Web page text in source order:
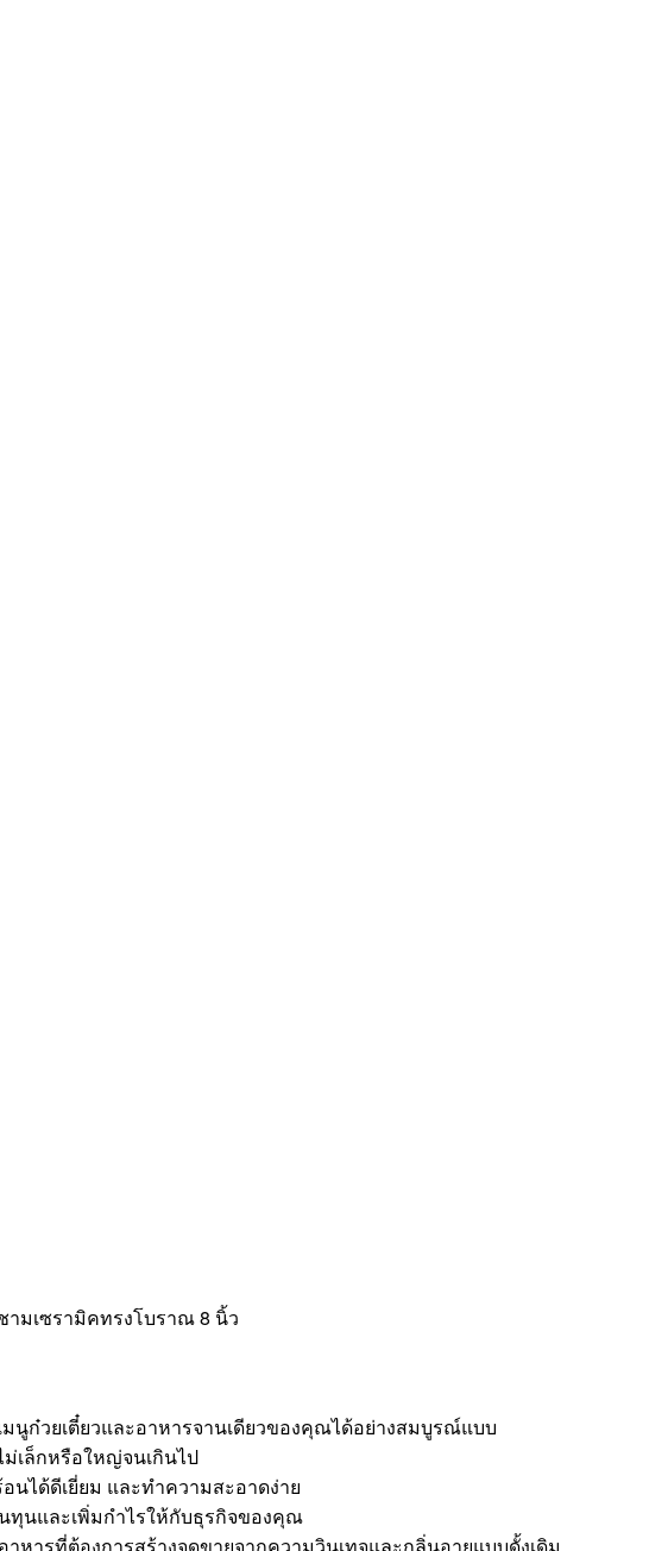
ามเซรามิคทรงโบราณ 8 นิ้ว
นูก๋วยเตี๋ยวและอาหารจานเดียวของคุณได้อย่างสมบูรณ์แบบ
เล็กหรือใหญ่จนเกินไป
ได้ดีเยี่ยม และทำความสะอาดง่าย
ทุนและเพิ่มกำไรให้กับธุรกิจของคุณ
หารที่ต้องการสร้างจุดขายจากความวินเทจและกลิ่นอายแบบดั้งเดิม